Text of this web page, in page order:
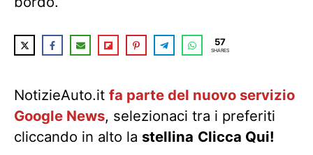
57
SHARES
NotizieAuto.it fa parte del nuovo servizio
Google News, selezionaci tra i preferiti
cliccando in alto la stellina Clicca Qui!